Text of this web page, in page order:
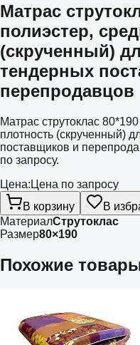
Матрас
полиэстер,
(скрученный)
тендерных
перепродавцов
Матрас струтоклас
плотность (скрученный)
поставщиков и
по запросу.
Цена: Цена по запросу
В корзину
В
МатериалСтрутоклас
Размер80×190
Похожие